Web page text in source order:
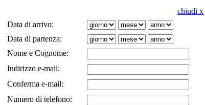
chiudi x
Data di arrivo:
Data di partenza:
Nome e Cognome:
Indirizzo e-mail:
Conferma e-mail:
Numero di telefono: